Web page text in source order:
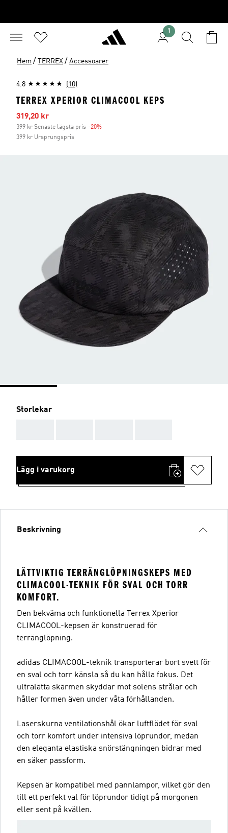
1
Hem / TERREX / Accessoarer
4.8 (10)
TERREX XPERIOR CLIMACOOL KEPS
Reapris
319,20 kr
399 kr Senaste lägsta pris -20%
399 kr Ursprungspris
Storlekar
Lägg i varukorg
Beskrivning
LÄTTVIKTIG TERRÄNGLÖPNINGSKEPS MED
CLIMACOOL-TEKNIK FÖR SVAL OCH TORR
KOMFORT.
Den bekväma och funktionella Terrex Xperior
CLIMACOOL-kepsen är konstruerad för
terränglöpning.
adidas CLIMACOOL-teknik transporterar bort svett för
en sval och torr känsla så du kan hålla fokus. Det
ultralätta skärmen skyddar mot solens strålar och
håller formen även under våta förhållanden.
Laserskurna ventilationshål ökar luftflödet för sval
och torr komfort under intensiva löprundor, medan
den eleganta elastiska snörstängningen bidrar med
en säker passform.
Kepsen är kompatibel med pannlampor, vilket gör den
till ett perfekt val för löprundor tidigt på morgonen
eller sent på kvällen.